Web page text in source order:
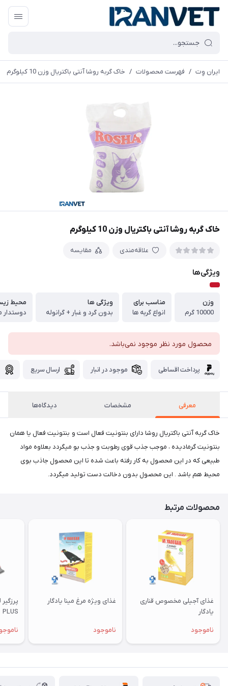
ایران وِت / فهرست محصولات / خاک گربه روشا آنتی باکتریال وزن 10 کیلوگرم
خاک گربه روشا آنتی باکتریال وزن 10 کیلوگرم
علاقه‌مندی مقایسه
ویژگی‌ها
وزن
10000 گرم
مناسب برای
انواع گربه ها
ویژگی ها
بدون گرد و غبار + گرانوله
محیط
دوستدار
محصول مورد نظر موجود نمی‌باشد.
پرداخت اقساطی موجود در انبار ارسال سریع
معرفی مشخصات دیدگاه‌ها
خاک گربه آنتی باکتریال روشا دارای بنتونیت فعال است و بنتونیت فعال یا همان
بنتونیت گرمادیده ، موجب جذب قوی رطوبت و جذب بو میگردد بعلاوه مواد
طبیعی که در این محصول به کار رفته باعث شده تا این محصول جاذب بوی
محیط هم باشد . این محصول بدون دخالت دست تولید میگردد.
محصولات مرتبط
غذای آجیلی مخصوص قناری
یادگار
ناموجود
غذای ویژه مرغ مینا یادگار
ناموجود
PLUS